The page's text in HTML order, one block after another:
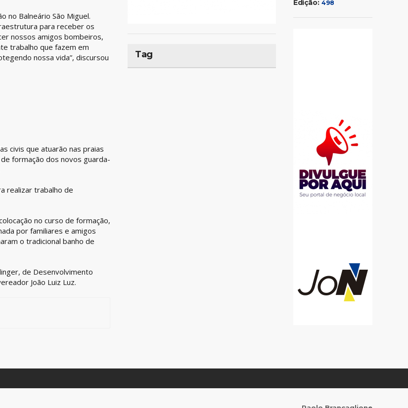
no Balneário São Miguel.
para receber os
nossos amigos bombeiros,
trabalho que fazem em
nossa vida”, discursou
civis que atuarão nas praias
formação dos novos guarda-
realizar trabalho de
no curso de formação,
por familiares e amigos
o tradicional banho de
de Desenvolvimento
João Luiz Luz.
Tag
Edição: 498